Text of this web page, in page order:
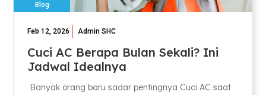
Blog
Feb 12, 2026 Admin SHC
Cuci AC Berapa Bulan Sekali? Ini
Jadwal Idealnya
Banyak orang baru sadar pentingnya Cuci AC saat